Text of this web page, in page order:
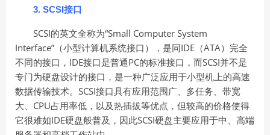
3. SCSI接口
SCSI的英文全称为“Small Computer System
Interface”（小型计算机系统接口），是同IDE（ATA）完全
不同的接口，IDE接口是普通PC的标准接口，而SCSI并不是
专门为硬盘设计的接口，是一种广泛应用于小型机上的高速
数据传输技术。SCSI接口具有应用范围广、多任务、带宽
大、CPU占用率低，以及热插拔等优点，但较高的价格使得
它很难如IDE硬盘般普及，因此SCSI硬盘主要应用于中、高端